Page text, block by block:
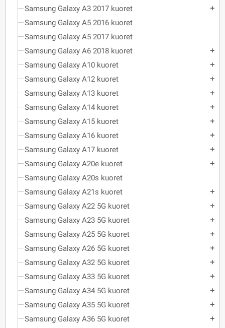
Samsung Galaxy A3 2017 kuoret
add
Samsung Galaxy A5 2016 kuoret
Samsung Galaxy A5 2017 kuoret
Samsung Galaxy A6 2018 kuoret
add
Samsung Galaxy A10 kuoret add
Samsung Galaxy A12 kuoret add
Samsung Galaxy A13 kuoret add
Samsung Galaxy A14 kuoret add
Samsung Galaxy A15 kuoret add
Samsung Galaxy A16 kuoret add
Samsung Galaxy A17 kuoret add
Samsung Galaxy A20e kuoret add
Samsung Galaxy A20s kuoret
Samsung Galaxy A21s kuoret
add
Samsung Galaxy A22 5G kuoret add
Samsung Galaxy A23 5G kuoret add
Samsung Galaxy A25 5G kuoret add
Samsung Galaxy A26 5G kuoret add
Samsung Galaxy A32 5G kuoret add
Samsung Galaxy A33 5G kuoret add
Samsung Galaxy A34 5G kuoret add
Samsung Galaxy A35 5G kuoret add
Samsung Galaxy A36 5G kuoret add